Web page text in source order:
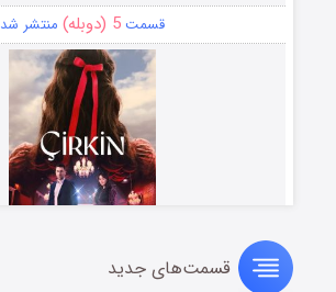
قسمت5 (دوبله) منتشر شد
سریال زشتقسمت‌های جدید